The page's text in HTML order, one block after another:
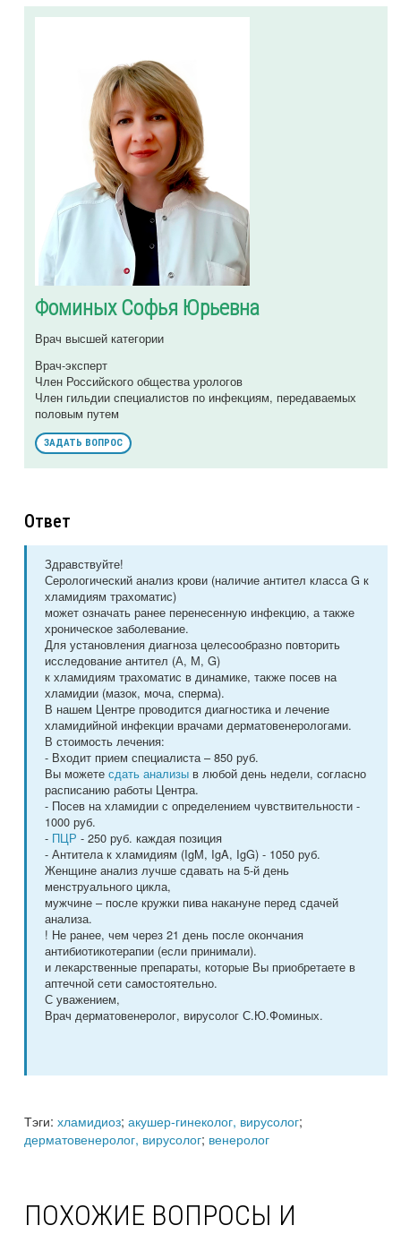
Фоминых Софья Юрьевна
Врач высшей категории
Врач-эксперт
Член Российского общества урологов
Член гильдии специалистов по инфекциям, передаваемых
половым путем
ЗАДАТЬ ВОПРОС
Ответ
Здравствуйте!
Серологический анализ крови (наличие антител класса G к
хламидиям трахоматис)
может означать ранее перенесенную инфекцию, а также
хроническое заболевание.
Для установления диагноза целесообразно повторить
исследование антител (А, М, G)
к хламидиям трахоматис в динамике, также посев на
хламидии (мазок, моча, сперма).
В нашем Центре проводится диагностика и лечение
хламидийной инфекции врачами дерматовенерологами.
В стоимость лечения:
- Входит прием специалиста – 850 руб.
Вы можете сдать анализы в любой день недели, согласно
расписанию работы Центра.
- Посев на хламидии с определением чувствительности -
1000 руб.
- ПЦР - 250 руб. каждая позиция
- Антитела к хламидиям (IgM, IgA, IgG) - 1050 руб.
Женщине анализ лучше сдавать на 5-й день
менструального цикла,
мужчине – после кружки пива накануне перед сдачей
анализа.
! Не ранее, чем через 21 день после окончания
антибиотикотерапии (если принимали).
и лекарственные препараты, которые Вы приобретаете в
аптечной сети самостоятельно.
С уважением,
Врач дерматовенеролог, вирусолог С.Ю.Фоминых.
Тэги: хламидиоз; акушер-гинеколог, вирусолог;
дерматовенеролог, вирусолог; венеролог
ПОХОЖИЕ ВОПРОСЫ И